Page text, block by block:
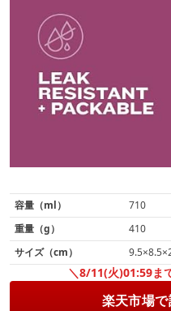
容量（ml）
710
重量（g）
410
サイズ（cm）
＼8/11(火)01:59ま
楽天市場